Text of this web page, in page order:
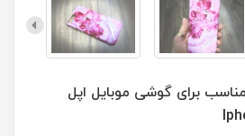
کاور فشن مدل 2292 مناسب برای گوشی موبایل اپل